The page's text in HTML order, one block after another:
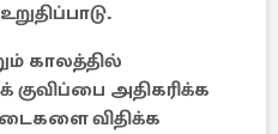
காலத்தில்
குவிப்பை அதிகரிக்க
விதிக்க